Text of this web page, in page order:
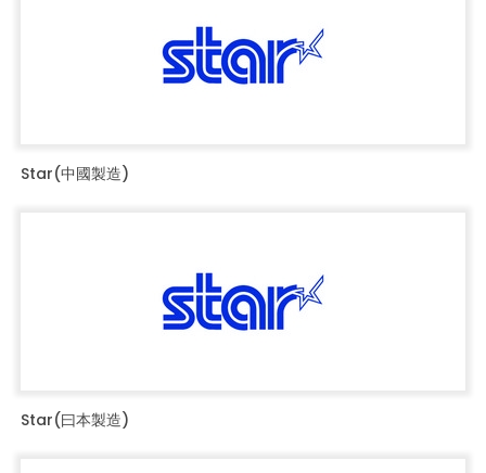
Star(中國製造)
Star(曰本製造)